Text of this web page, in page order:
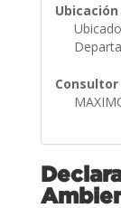
Ubicación